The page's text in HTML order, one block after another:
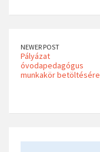
NEWER POST
Pályázat
óvodapedagógus
munkakör betöltésére